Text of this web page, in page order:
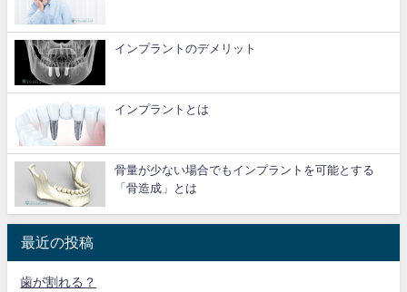
インプラントのデメリット
インプラントとは
骨量が少ない場合でもインプラントを可能とする
「骨造成」とは
最近の投稿
歯が割れる？